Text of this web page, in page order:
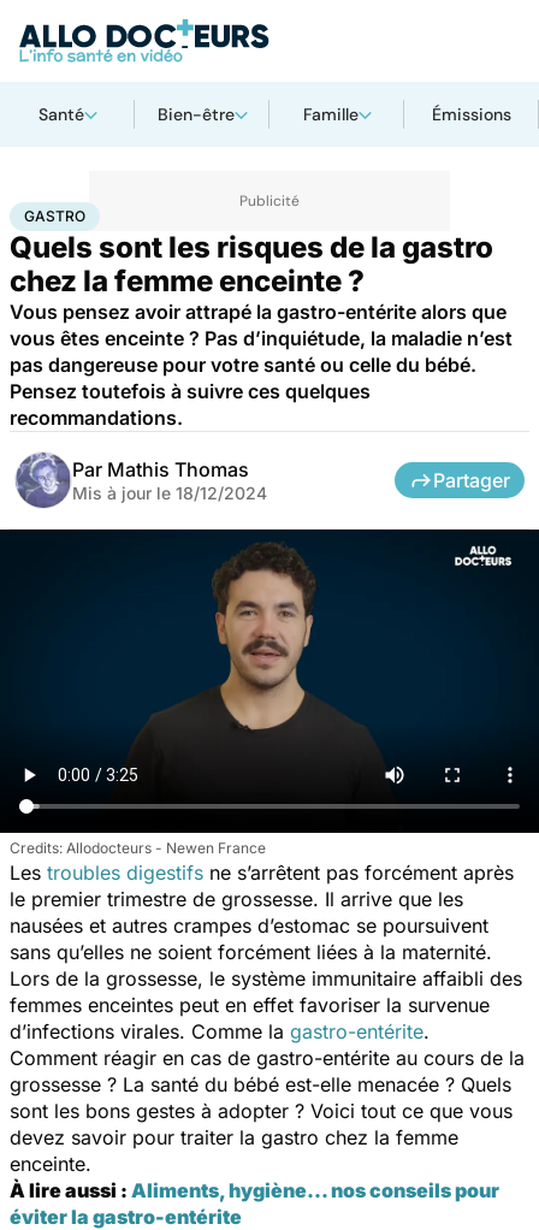
Santé Bien-être Famille Émissions
AccueilFamille
GASTRO
Quels sont les risques de la gastro
chez la femme enceinte ?
Vous pensez avoir attrapé la gastro-entérite alors que
vous êtes enceinte ? Pas d’inquiétude, la maladie n’est
pas dangereuse pour votre santé ou celle du bébé.
Pensez toutefois à suivre ces quelques
recommandations.
Par Mathis Thomas
Mis à jour le 18/12/2024
Partager
Allodocteurs - Newen France
Les troubles digestifs ne s’arrêtent pas forcément après
le premier trimestre de grossesse. Il arrive que les
nausées et autres crampes d’estomac se poursuivent
sans qu’elles ne soient forcément liées à la maternité.
Lors de la grossesse, le système immunitaire affaibli des
femmes enceintes peut en effet favoriser la survenue
d’infections virales. Comme la gastro-entérite.
Comment réagir en cas de gastro-entérite au cours de la
grossesse ? La santé du bébé est-elle menacée ? Quels
sont les bons gestes à adopter ? Voici tout ce que vous
devez savoir pour traiter la gastro chez la femme
enceinte.
À lire aussi : Aliments, hygiène... nos conseils pour
éviter la gastro-entérite